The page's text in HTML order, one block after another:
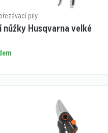
pily
nůžky Husqvarna velké